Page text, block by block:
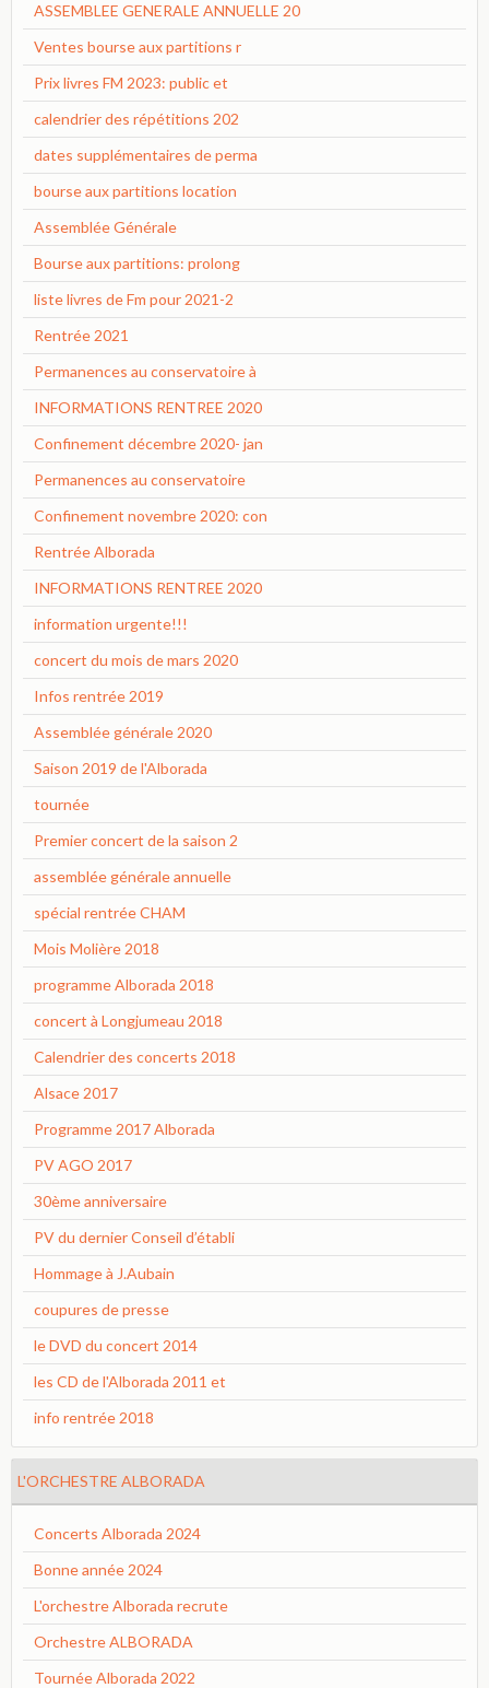
ASSEMBLEE GENERALE ANNUELLE 20
Ventes bourse aux partitions r
Prix livres FM 2023: public et
calendrier des répétitions 202
dates supplémentaires de perma
bourse aux partitions location
Assemblée Générale
Bourse aux partitions: prolong
liste livres de Fm pour 2021-2
Rentrée 2021
Permanences au conservatoire à
INFORMATIONS RENTREE 2020
Confinement décembre 2020- jan
Permanences au conservatoire
Confinement novembre 2020: con
Rentrée Alborada
INFORMATIONS RENTREE 2020
information urgente!!!
concert du mois de mars 2020
Infos rentrée 2019
Assemblée générale 2020
Saison 2019 de l'Alborada
tournée
Premier concert de la saison 2
assemblée générale annuelle
spécial rentrée CHAM
Mois Molière 2018
programme Alborada 2018
concert à Longjumeau 2018
Calendrier des concerts 2018
Alsace 2017
Programme 2017 Alborada
PV AGO 2017
30ème anniversaire
PV du dernier Conseil d’établi
Hommage à J.Aubain
coupures de presse
le DVD du concert 2014
les CD de l'Alborada 2011 et
info rentrée 2018
L'ORCHESTRE ALBORADA
Concerts Alborada 2024
Bonne année 2024
L'orchestre Alborada recrute
Orchestre ALBORADA
Tournée Alborada 2022